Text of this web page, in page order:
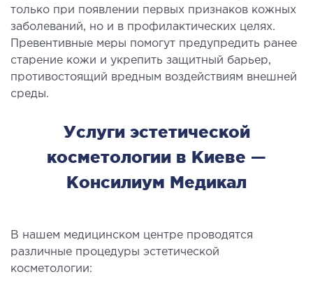
ЗАБОЛЕВАНИЙ ПЕЧЕНИ И
ПРОТОКОВ
болезней печени
печени и желчных протоков
ХИРУРГИЯ
ХИРУРГИЯ
хирургия в клинике
только при появлении первых признаков кожных
заболеваний, но и в профилактических целях.
Превентивные меры помогут предупредить ранее
старение кожи и укрепить защитный барьер,
противостоящий вредным воздействиям внешней
среды.
Услуги эстетической
косметологии в Киеве —
Консилиум Медикал
В нашем медицинском центре проводятся
различные процедуры эстетической
косметологии: